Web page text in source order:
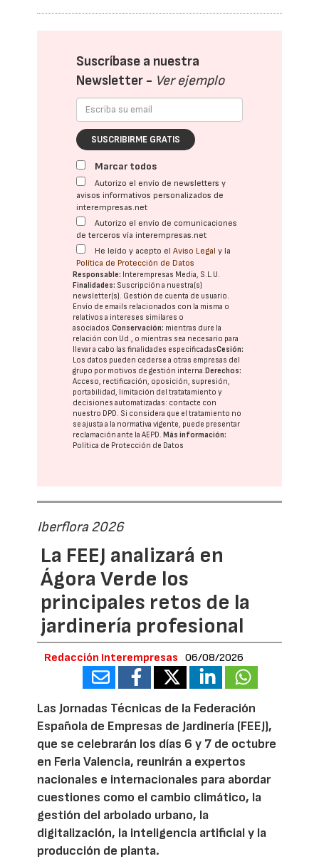
Suscríbase a nuestra
Newsletter - Ver ejemplo
SUSCRIBIRME GRATIS
Marcar todos
Autorizo el envío de newsletters y
avisos informativos personalizados de
interempresas.net
Autorizo el envío de comunicaciones
de terceros vía interempresas.net
He leído y acepto elAviso Legal y la
Política de Protección de Datos
Responsable: Interempresas Media, S.L.U.
Finalidades: Suscripción a nuestra(s)
newsletter(s). Gestión de cuenta de usuario.
Envío de emails relacionados con la misma o
relativos a intereses similares o
asociados.Conservación: mientras dure la
relación con Ud., o mientras sea necesario para
llevar a cabo las finalidades especificadasCesión:
Los datos pueden cederse a otras empresas del
grupo por motivos de gestión interna.Derechos:
Acceso, rectificación, oposición, supresión,
portabilidad, limitación del tratatamiento y
decisiones automatizadas: contacte con
nuestro DPD. Si considera que el tratamiento no
se ajusta a la normativa vigente, puede presentar
reclamación ante laAEPD.Más información:
Política de Protección de Datos
Iberflora 2026
La FEEJ analizará en
Ágora Verde los
principales retos de la
jardinería profesional
Redacción Interempresas 06/08/2026
Las Jornadas Técnicas de la Federación
Española de Empresas de Jardinería (FEEJ),
que se celebrarán los días 6 y 7 de octubre
en Feria Valencia, reunirán a expertos
nacionales e internacionales para abordar
cuestiones como el cambio climático, la
gestión del arbolado urbano, la
digitalización, la inteligencia artificial y la
producción de planta.